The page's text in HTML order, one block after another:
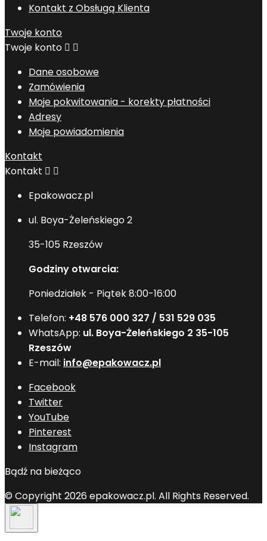
Kontakt z Obsługą Klienta
Twoje konto
Twoje konto  
Dane osobowe
Zamówienia
Moje pokwitowania - korekty płatności
Adresy
Moje powiadomienia
Kontakt
Kontakt  
Epakowacz.pl
ul. Boya-Żeleńskiego 2
35-105 Rzeszów
Godziny otwarcia:
Poniedziałek - Piątek 8:00-16:00
Telefon: +48 576 000 327 / 531 529 035
WhatsApp: ul. Boya-Żeleńskiego 2 35-105
Rzeszów
E-mail: info@epakowacz.pl
Facebook
Twitter
YouTube
Pinterest
Instagram
Bądź na bieżąco
© Copyright 2026 epakowacz.pl. All Rights Reserved.